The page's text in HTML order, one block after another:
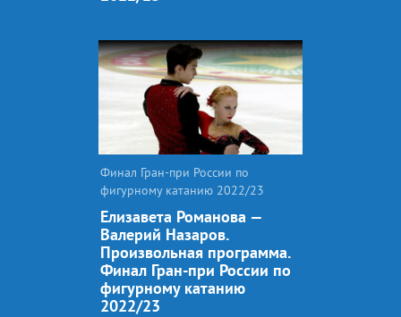
Финал Гран-при России по
фигурному катанию 2022/23
Елизавета Романова —
Валерий Назаров.
Произвольная программа.
Финал Гран-при России по
фигурному катанию
2022/23